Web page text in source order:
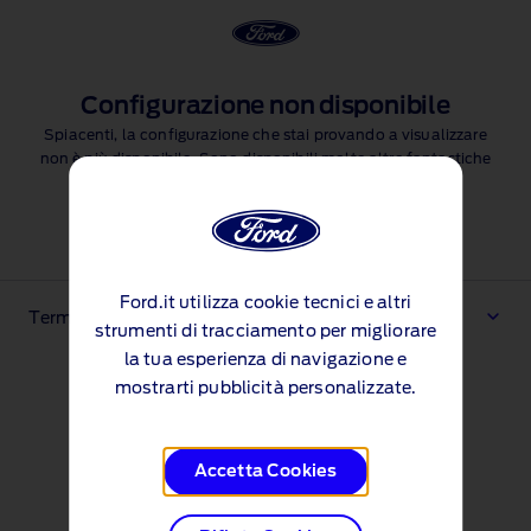
Configurazione non disponibile
Spiacenti, la configurazione che stai provando a visualizzare
non è più disponibile. Sono disponibili molte altre fantastiche
Avvia la configurazione
Termini e condizioni
Ford.it utilizza cookie tecnici e altri
strumenti di tracciamento per migliorare
la tua esperienza di navigazione e
mostrarti pubblicità personalizzate.
Accetta Cookies